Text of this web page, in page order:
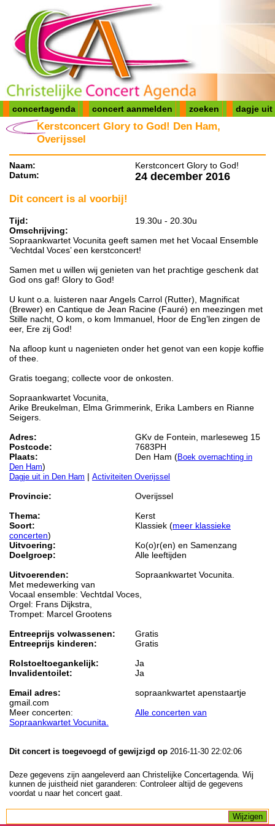
concertagenda concert aanmelden zoeken dagje uit
Kerstconcert Glory to God! Den Ham,
Overijssel
Naam:
Kerstconcert Glory to God!
Datum:
24 december 2016
Dit concert is al voorbij!
Tijd:
19.30u - 20.30u
Omschrijving:
Sopraankwartet Vocunita geeft samen met het Vocaal Ensemble
‘Vechtdal Voces’ een kerstconcert!
Samen met u willen wij genieten van het prachtige geschenk dat
God ons gaf! Glory to God!
U kunt o.a. luisteren naar Angels Carrol (Rutter), Magnificat
(Brewer) en Cantique de Jean Racine (Fauré) en meezingen met
Stille nacht, O kom, o kom Immanuel, Hoor de Eng’len zingen de
eer, Ere zij God!
Na afloop kunt u nagenieten onder het genot van een kopje koffie
of thee.
Gratis toegang; collecte voor de onkosten.
Sopraankwartet Vocunita,
Arike Breukelman, Elma Grimmerink, Erika Lambers en Rianne
Seigers.
Adres:
GKv de Fontein, marleseweg 15
Postcode:
7683PH
Plaats:
Den Ham (Boek overnachting in
Den Ham)
Dagje uit in Den Ham | Activiteiten Overijssel
Provincie:
Overijssel
Thema:
Kerst
Soort:
Klassiek (meer klassieke
concerten)
Uitvoering:
Ko(o)r(en) en Samenzang
Doelgroep:
Alle leeftijden
Uitvoerenden:
Sopraankwartet Vocunita.
Met medewerking van
Vocaal ensemble: Vechtdal Voces,
Orgel: Frans Dijkstra,
Trompet: Marcel Grootens
Entreeprijs volwassenen:
Gratis
Entreeprijs kinderen:
Gratis
Rolstoeltoegankelijk:
Ja
Invalidentoilet:
Ja
Email adres:
sopraankwartet apenstaartje
gmail.com
Meer concerten:
Alle concerten van
Sopraankwartet Vocunita.
Dit concert is toegevoegd of gewijzigd op 2016-11-30 22:02:06
Deze gegevens zijn aangeleverd aan Christelijke Concertagenda. Wij
kunnen de juistheid niet garanderen: Controleer altijd de gegevens
voordat u naar het concert gaat.